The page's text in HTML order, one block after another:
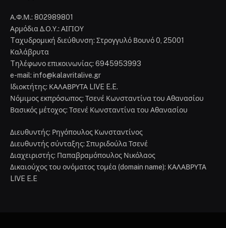
Α.Φ.Μ.: 802989801
Αρμόδια Δ.Ο.Υ.: ΑΙΓΙΟΥ
Tαχυδρομική διεύθυνση: Στρογγυλό Βουνό 0, 25001
Καλάβρυτα
Tηλέφωνο επικοινωνίας: 6945953993
e-mail: info@kalavritalive.gr
Iδιοκτήτης: ΚΑΛΑΒΡΥΤΑ LIVE E.E.
Νόμιμος εκπρόσωπος: Τσενέ Κωνσταντίνα του Αθανασίου
Βασικός μέτοχος: Τσενέ Κωνσταντίνα του Αθανασίου
Διευθυντής: Ρηγόπουλος Κωνσταντίνος
Διευθυντής σύνταξης: Σπυριδούλα Τσενέ
Διαχειριστής: Παπαβραμόπουλος Νικόλαος
Δικαιούχος του ονόματος τομέα (domain name): ΚΑΛΑΒΡΥΤΑ
LIVE E.E